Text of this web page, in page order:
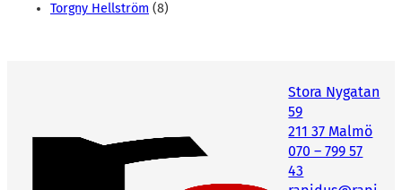
Torgny Hellström (8)
Stora Nygatan
59
211 37 Malmö
070 – 799 57
43